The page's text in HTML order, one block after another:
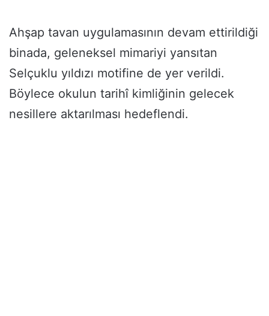
Ahşap tavan uygulamasının devam ettirildiği
binada, geleneksel mimariyi yansıtan
Selçuklu yıldızı motifine de yer verildi.
Böylece okulun tarihî kimliğinin gelecek
nesillere aktarılması hedeflendi.